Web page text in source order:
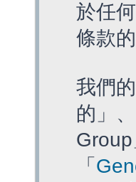
於任
條款
我們
的」
「